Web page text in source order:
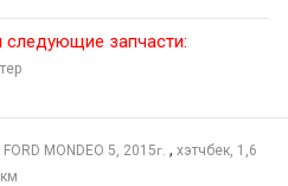
запчасти:
FORD MONDEO 5, 2015г. , хэтчбек, 1,6